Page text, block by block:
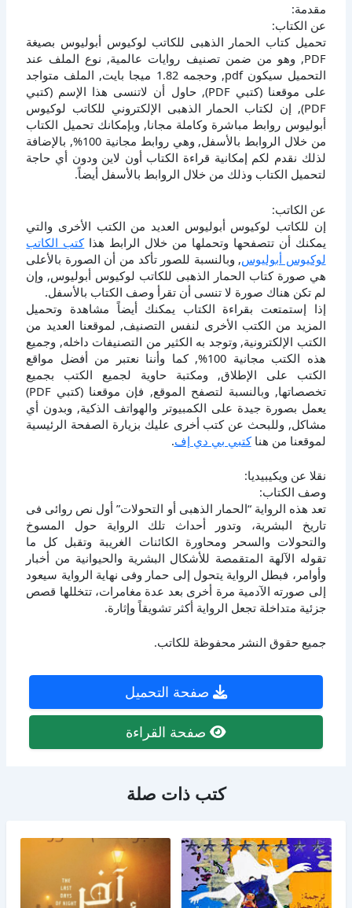
مقدمة:
عن الكتاب:
تحميل كتاب الحمار الذهبى للكاتب لوكيوس أبوليوس بصيغة
PDF, وهو من ضمن تصنيف روايات عالمية, نوع الملف عند
التحميل سيكون pdf, وحجمه 1.82 ميجا بايت, الملف متواجد
على موقعنا (كتبي PDF), حاول أن لاتنسى هذا الإسم (كتبي
PDF), إن لكتاب الحمار الذهبى الإلكتروني للكاتب لوكيوس
أبوليوس روابط مباشرة وكاملة مجانا, وبإمكانك تحميل الكتاب
من خلال الروابط بالأسفل, وهي روابط مجانية 100%, بالإضافة
لذلك نقدم لكم إمكانية قراءة الكتاب أون لاين ودون أي حاجة
لتحميل الكتاب وذلك من خلال الروابط بالأسفل أيضاً.
عن الكاتب:
إن للكاتب لوكيوس أبوليوس العديد من الكتب الأخرى والتي
يمكنك أن تتصفحها وتحملها من خلال الرابط هذاكتب الكاتب
لوكيوس أبوليوس, وبالنسبة للصور تأكد من أن الصورة بالأعلى
هي صورة كتاب الحمار الذهبى للكاتب لوكيوس أبوليوس, وإن
لم تكن هناك صورة لا تنسى أن تقرأ وصف الكتاب بالأسفل.
إذا إستمتعت بقراءة الكتاب يمكنك أيضاً مشاهدة وتحميل
المزيد من الكتب الأخرى لنفس التصنيف, لموقعنا العديد من
الكتب الإلكترونية, وتوجد به الكثير من التصنيفات داخله, وجميع
هذه الكتب مجانية 100%, كما وأننا نعتبر من أفضل مواقع
الكتب على الإطلاق, ومكتبة حاوية لجميع الكتب بجميع
تخصصاتها, وبالنسبة لتصفح الموقع, فإن موقعنا (كتبي PDF)
يعمل بصورة جيدة على الكمبيوتر والهواتف الذكية, وبدون أي
مشاكل, وللبحث عن كتب أخرى عليك بزيارة الصفحة الرئيسية
لموقعنا من هناكتبي بي دي إف.
نقلا عن ويكيبيديا:
وصف الكتاب:
تعد هذه الرواية “الحمار الذهبى أو التحولات” أول نص روائى فى
تاريخ البشرية، وتدور أحداث تلك الرواية حول المسوخ
والتحولات والسحر ومحاورة الكائنات الغريبة وتقبل كل ما
تقوله الآلهة المتقمصة للأشكال البشرية والحيوانية من أخبار
وأوامر، فبطل الرواية يتحول إلى حمار وفى نهاية الرواية سيعود
إلى صورته الآدمية مرة أخرى بعد عدة مغامرات، تتخللها قصص
جزئية متداخلة تجعل الرواية أكثر تشويقاً وإثارة.
جميع حقوق النشر محفوظة للكاتب.
صفحة التحميل
صفحة القراءة
كتب ذات صلة